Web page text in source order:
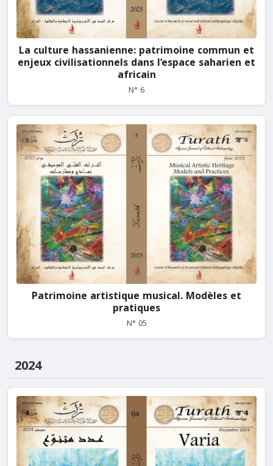
La culture hassanienne: patrimoine commun et
enjeux civilisationnels dans l’espace saharien et
africain
N° 6
Patrimoine artistique musical. Modèles et
pratiques
N° 05
2024